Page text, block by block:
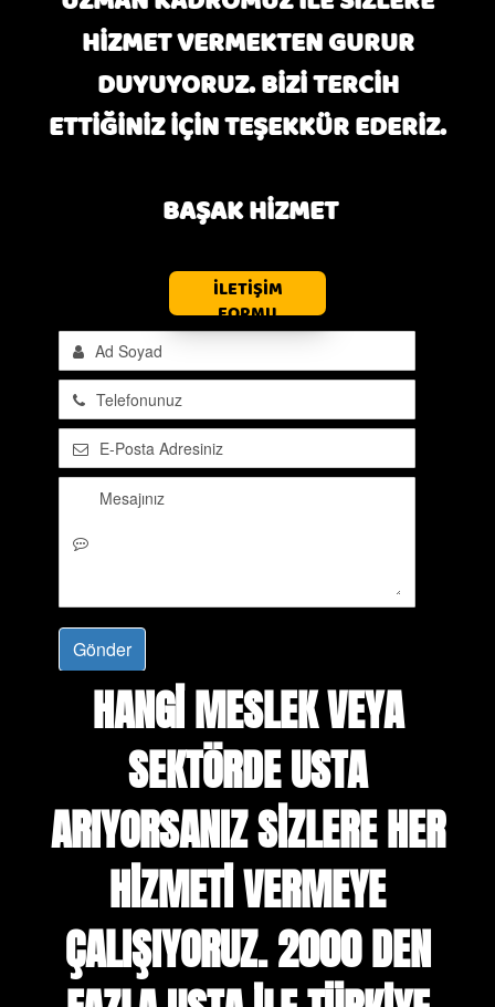
Gönder
HİZMET VERMEKTEN GURUR
DUYUYORUZ. BİZİ TERCİH
ETTİĞİNİZ İÇİN TEŞEKKÜR EDERİZ.
BAŞAK HİZMET
İLETİŞİM
FORMU
HANGİ MESLEK VEYA
SEKTÖRDE USTA
ARIYORSANIZ SİZLERE HER
HİZMETİ VERMEYE
ÇALIŞIYORUZ. 2000 DEN